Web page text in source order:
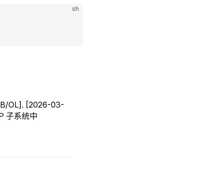
sh
OL]. [2026-03-
子系统中